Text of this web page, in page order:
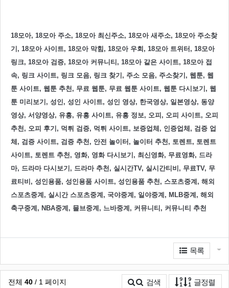
18모아, 18모아 주소, 18모아 최신주소, 18모아 새주소, 18모아 주소찾
기, 18모아 사이트, 18모아 막힘, 18모아 우회, 18모아 트위터, 18모아
링크, 18모아 검증, 18모아 커뮤니티, 18모아 같은 사이트, 18모아 접
속, 링크 사이트, 링크 모음, 링크 찾기, 주소 모음, 주소찾기, 웹툰, 웹
툰 사이트, 웹툰 추천, 무료 웹툰, 무료 웹툰 사이트, 웹툰 다시보기, 웹
툰 미리보기, 성인, 성인 사이트, 성인 영상, 한국영상, 일본영상, 동양
영상, 서양영상, 유흥, 유흥 사이트, 유흥 정보, 오피, 오피 사이트, 오피
추천, 오피 후기, 먹튀 검증, 먹튀 사이트, 보증업체, 인증업체, 검증 업
체, 검증 사이트, 검증 추천, 안전 놀이터, 놀이터 추천, 토렌트, 토렌트
사이트, 토렌트 추천, 영화, 영화 다시보기, 최신영화, 무료영화, 드라
마, 드라마 다시보기, 드라마 추천, 실시간TV, 실시간티비, 무료TV, 무
료티비, 성인용품, 성인용품 사이트, 성인용품 추천, 스포츠중계, 해외
스포츠중계, 실시간 스포츠중계, 국야중계, 일야중계, MLB중계, 해외
축구중계, NBA중계, 믈브중계, 느바중계, 커뮤니티, 커뮤니티 추천
목록 게
전체 40 / 1 페이지 검색 글정렬